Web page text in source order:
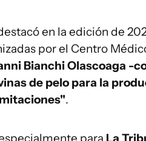
en la edición de
por el Centro
Bianchi Olascoaga -
de pelo para la
.